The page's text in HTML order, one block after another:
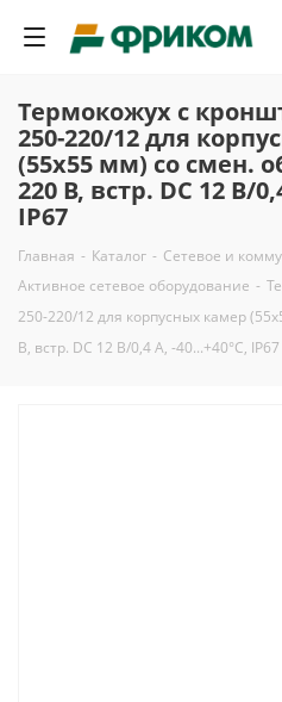
Термокожух с
250-220/12 для
(55х55 мм) со смен.
220 В, встр. DC 12 В/
IP67
Главная - Каталог - Сетевое и
Активное сетевое оборудование -
250-220/12 для корпусных камер
В, встр. DC 12 В/0,4 А, -40...+40°С, IP67